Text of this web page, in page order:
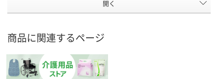
開く
商品に関連するページ